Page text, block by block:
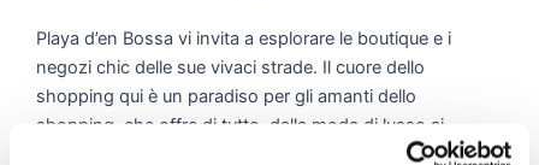
Playa d’en Bossa vi invita a esplorare le boutique e i
negozi chic delle sue vivaci strade. Il cuore dello
shopping qui è un paradiso per gli amanti dello
shopping, che offre di tutto, dalla moda di lusso ai
souvenir stravaganti. Ma il viaggio culturale non finisce